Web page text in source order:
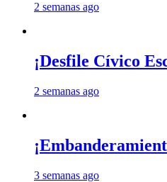
2 semanas ago
¡Desfile Cívico
2 semanas ago
3 semanas ago